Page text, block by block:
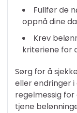
Fullfør de
oppnå dine
Krev
kriteriene for
Sørg for å
eller endringer
regelmessig
tjene